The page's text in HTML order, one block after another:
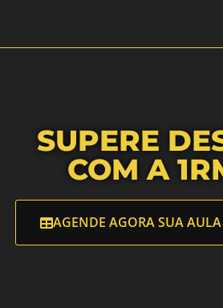
SUPERE
COM A
AGENDE AGORA SUA